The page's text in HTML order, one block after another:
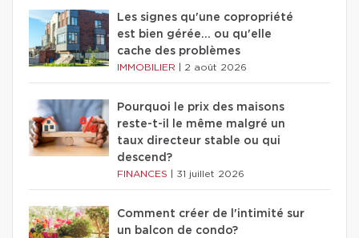
Les signes qu'une copropriété
est bien gérée… ou qu'elle
cache des problèmes
IMMOBILIER 2 août 2026
Pourquoi le prix des maisons
reste-t-il le même malgré un
taux directeur stable ou qui
descend?
FINANCES 31 juillet 2026
Comment créer de l'intimité sur
un balcon de condo?